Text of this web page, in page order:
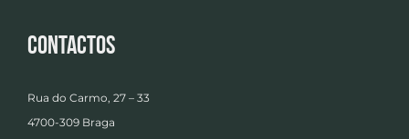
Contactos
Rua do Carmo, 27 – 33
4700-309 Braga